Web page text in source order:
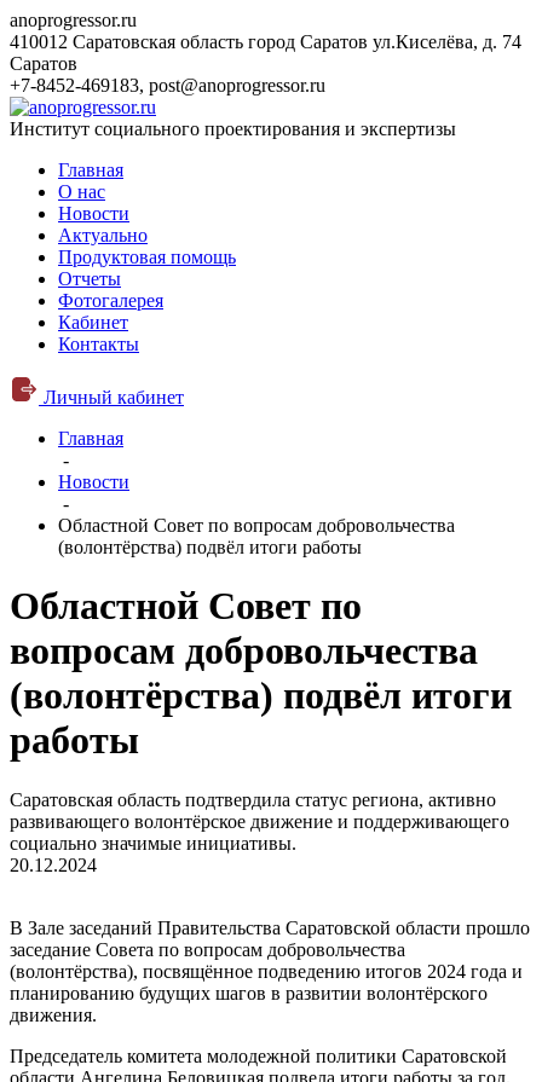
anoprogressor.ru
410012 Саратовская область город Саратов ул.Киселёва, д. 74
Саратов
+7-8452-469183, post@anoprogressor.ru
Институт социального проектирования и экспертизы
Главная
О нас
Новости
Актуально
Продуктовая помощь
Отчеты
Фотогалерея
Кабинет
Контакты
Личный кабинет
Главная
-
Новости
-
Областной Совет по вопросам добровольчества
(волонтёрства) подвёл итоги работы
Областной Совет по
вопросам добровольчества
(волонтёрства) подвёл итоги
работы
Саратовская область подтвердила статус региона, активно
развивающего волонтёрское движение и поддерживающего
социально значимые инициативы.
20.12.2024
В Зале заседаний Правительства Саратовской области прошло
заседание Совета по вопросам добровольчества
(волонтёрства), посвящённое подведению итогов 2024 года и
планированию будущих шагов в развитии волонтёрского
движения.
Председатель комитета молодежной политики Саратовской
области Ангелина Беловицкая подвела итоги работы за год.